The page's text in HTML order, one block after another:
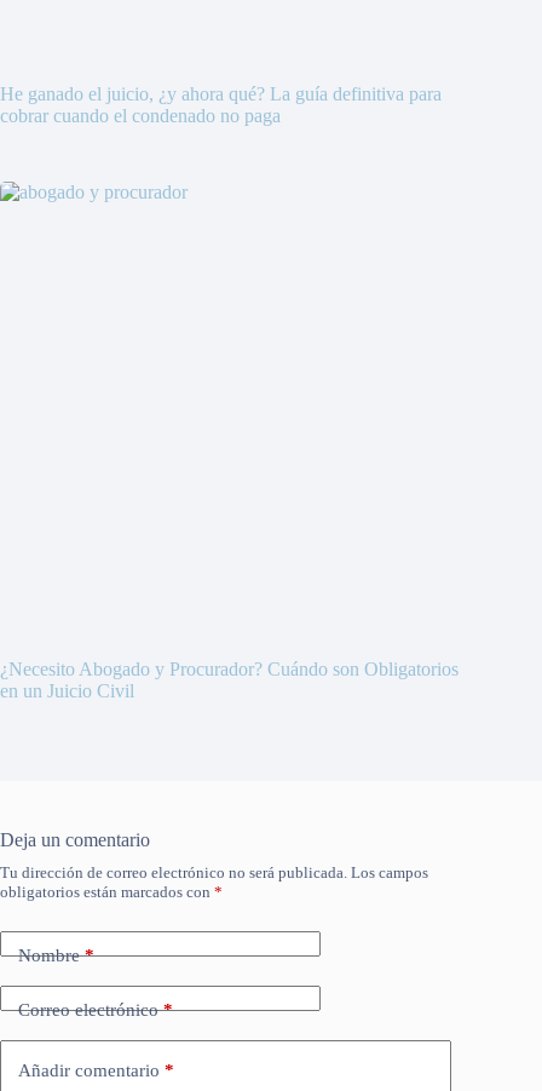
He ganado el juicio, ¿y ahora qué? La guía definitiva para
cobrar cuando el condenado no paga
¿Necesito Abogado y Procurador? Cuándo son Obligatorios
en un Juicio Civil
Deja un comentario
Tu dirección de correo electrónico no será publicada. Los campos
obligatorios están marcados con *
Nombre*
Correo electrónico*
Añadir comentario *